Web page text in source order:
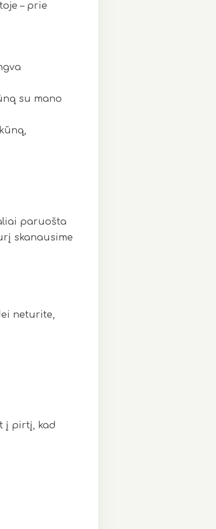
– prie
su mano
paruošta
skanausime
neturite,
į pirtį, kad